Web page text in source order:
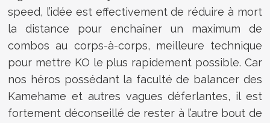
speed, l’idée est effectivement de réduire à mort
la distance pour enchaîner un maximum de
combos au corps-à-corps, meilleure technique
pour mettre KO le plus rapidement possible. Car
nos héros possédant la faculté de balancer des
Kamehame et autres vagues déferlantes, il est
fortement déconseillé de rester à l’autre bout de